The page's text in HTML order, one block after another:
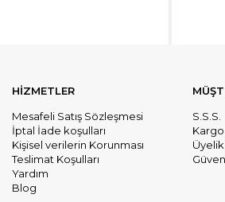
HİZMETLER
Mesafeli Satış Sözleşmesi
İptal İade koşulları
Kişisel verilerin Korunması
Teslimat Koşulları
Yardım
Blog
S.S.S.